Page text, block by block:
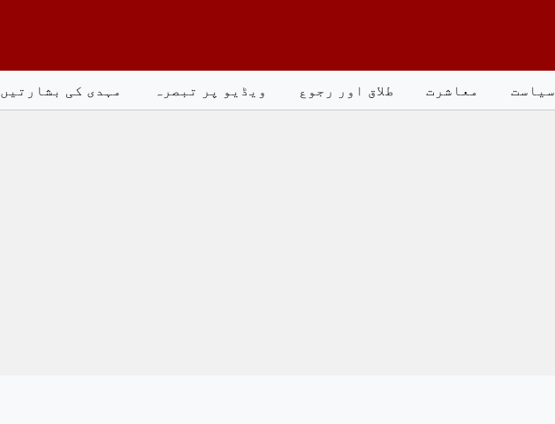
سیاست معاشرت طلاق اور رجوع ویڈیو پر تبصرہ مہدی کی بشارتیں